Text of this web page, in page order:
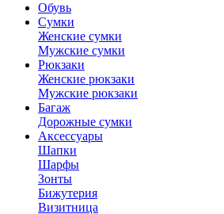
Обувь
Сумки
Женские сумки
Мужские сумки
Рюкзаки
Женские рюкзаки
Мужские рюкзаки
Багаж
Дорожные сумки
Аксессуары
Шапки
Шарфы
Зонты
Бижутерия
Визитница